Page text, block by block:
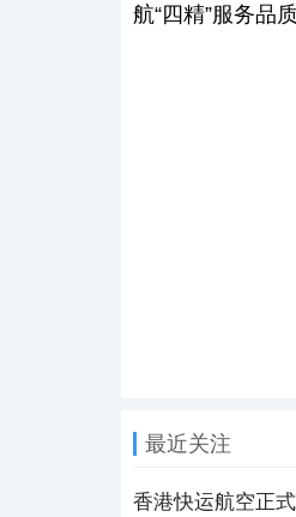
航“四精”服务品
最近关注
香港快运航空正